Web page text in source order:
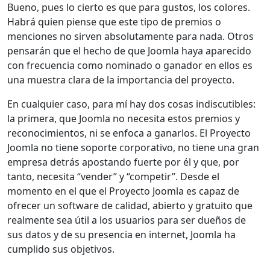
Bueno, pues lo cierto es que para gustos, los colores.
Habrá quien piense que este tipo de premios o
menciones no sirven absolutamente para nada. Otros
pensarán que el hecho de que Joomla haya aparecido
con frecuencia como nominado o ganador en ellos es
una muestra clara de la importancia del proyecto.
En cualquier caso, para mí hay dos cosas indiscutibles:
la primera, que Joomla no necesita estos premios y
reconocimientos, ni se enfoca a ganarlos. El Proyecto
Joomla no tiene soporte corporativo, no tiene una gran
empresa detrás apostando fuerte por él y que, por
tanto, necesita “vender” y “competir”. Desde el
momento en el que el Proyecto Joomla es capaz de
ofrecer un software de calidad, abierto y gratuito que
realmente sea útil a los usuarios para ser dueños de
sus datos y de su presencia en internet, Joomla ha
cumplido sus objetivos.